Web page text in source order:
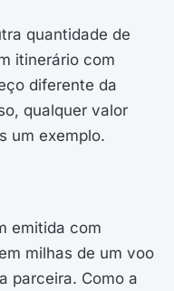
quantidade de
itinerário com
diferente da
qualquer valor
um exemplo.
emitida com
milhas de um voo
parceira. Como a